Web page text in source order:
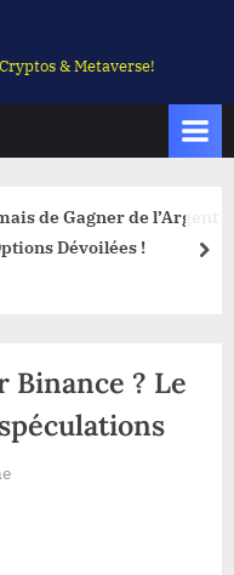
& Metaverse!
de Gagner de l’Argent
Dévoilées !
Binance ? Le